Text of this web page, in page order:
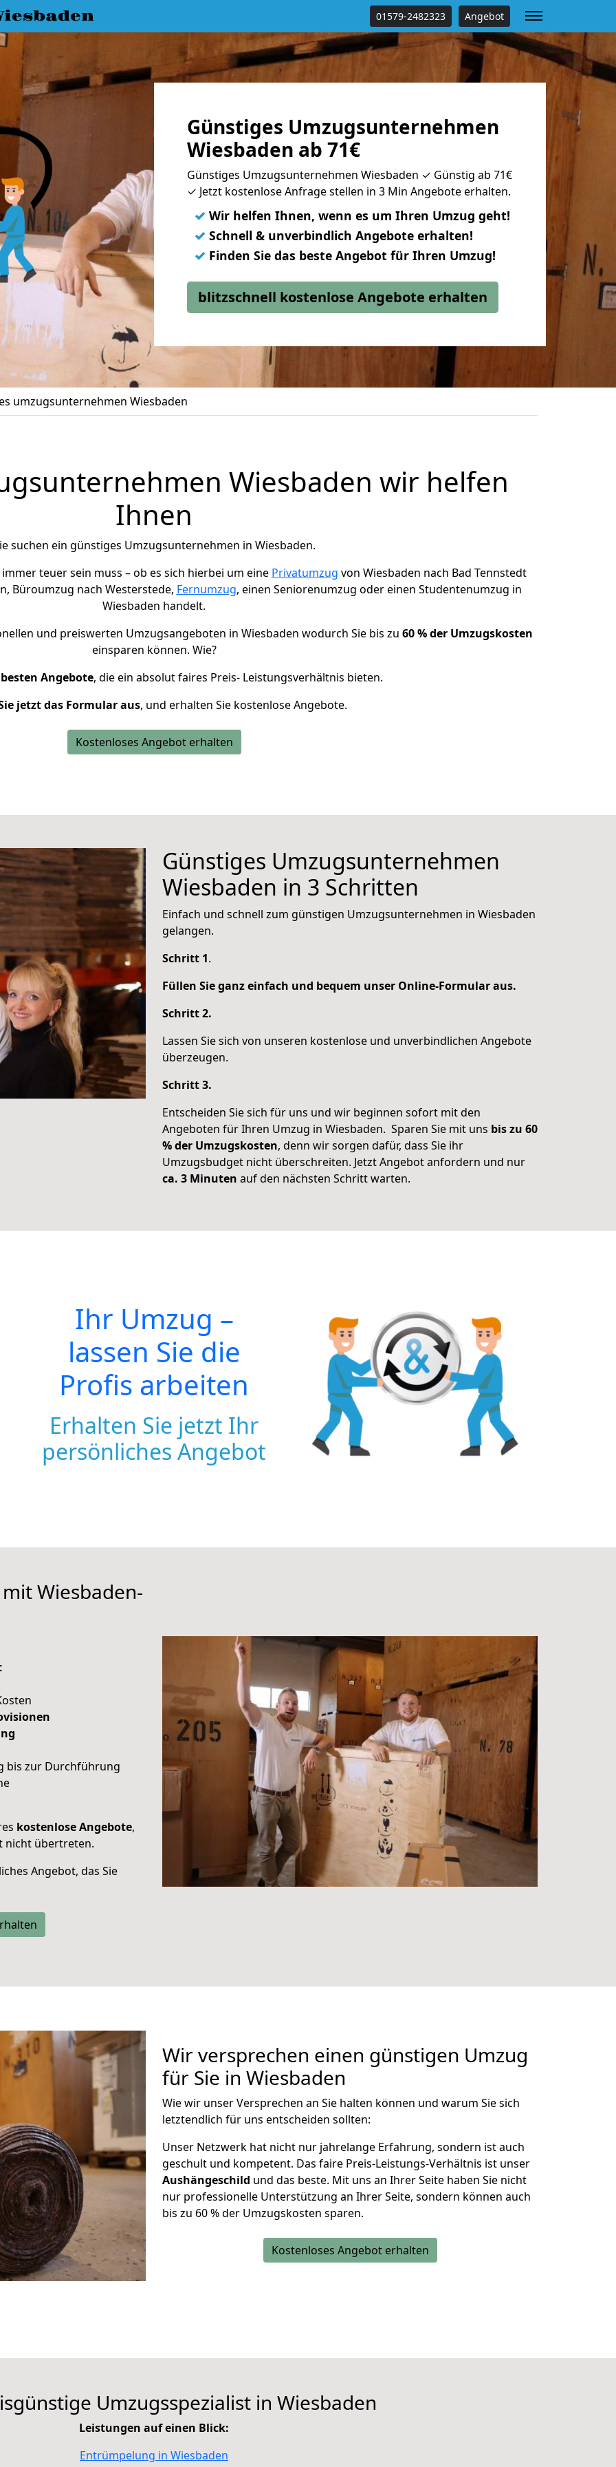
01579-2482323 Angebot
Günstiges Umzugsunternehmen
Wiesbaden ab 71€
Günstiges Umzugsunternehmen Wiesbaden ✓ Günstig ab 71€
✓ Jetzt kostenlose Anfrage stellen in 3 Min Angebote erhalten.
✓ Wir helfen Ihnen, wenn es um Ihren Umzug geht!
✓ Schnell & unverbindlich Angebote erhalten!
✓ Finden Sie das beste Angebot für Ihren Umzug!
blitzschnell kostenlose Angebote erhalten
umzugsunternehmen Wiesbaden
Wiesbaden wir helfen
Ihnen
suchen ein günstiges Umzugsunternehmen in Wiesbaden.
teuer sein muss –ob es sich hierbei um eine Privatumzug von Wiesbaden nach Bad Tennstedt
Büroumzug nach Westerstede, Fernumzug, einen Seniorenumzug oder einen Studentenumzug in
Wiesbaden handelt.
und preiswerten Umzugsangeboten in Wiesbaden wodurch Sie bis zu 60 % der Umzugskosten
einsparen können. Wie?
Angebote, die ein absolutfaires Preis- Leistungsverhältnis bieten.
jetzt das Formular aus, und erhalten Sie kostenlose Angebote.
Kostenloses Angebot erhalten
Günstiges Umzugsunternehmen
Wiesbaden in 3 Schritten
Einfach und schnell zum günstigen Umzugsunternehmen in Wiesbaden
gelangen.
Schritt 1.
Füllen Sie ganz einfach und bequem unser Online-Formular aus.
Schritt 2.
Lassen Sie sich von unseren kostenlose und unverbindlichen Angebote
überzeugen.
Schritt 3.
Entscheiden Sie sich für uns und wir beginnen sofort mit den
Angeboten für Ihren Umzug in Wiesbaden. Sparen Sie mit uns bis zu 60
% der Umzugskosten, denn wir sorgen dafür, dass Sie ihr
Umzugsbudget nicht überschreiten. Jetzt Angebot anfordern und nur
ca. 3 Minuten auf den nächsten Schritt warten.
Ihr Umzug –
lassen Sie die
Profis arbeiten
Erhalten Sie jetzt Ihr
persönliches Angebot
Wiesbaden-
bis zur Durchführung
kostenlose Angebote,
nicht übertreten.
Angebot, das Sie
Wir versprechen einen günstigen Umzug
für Sie in Wiesbaden
Wie wir unser Versprechen an Sie halten können und warum Sie sich
letztendlich für uns entscheiden sollten:
Unser Netzwerk hat nicht nur jahrelange Erfahrung, sondern ist auch
geschult und kompetent. Das faire Preis-Leistungs-Verhältnis ist unser
Aushängeschild und das beste. Mit uns an Ihrer Seite haben Sie nicht
nur professionelle Unterstützung an Ihrer Seite, sondern können auch
bis zu 60 % der Umzugskosten sparen.
Kostenloses Angebot erhalten
Umzugsspezialist in Wiesbaden
Leistungen auf einen Blick:
Entrümpelung in Wiesbaden